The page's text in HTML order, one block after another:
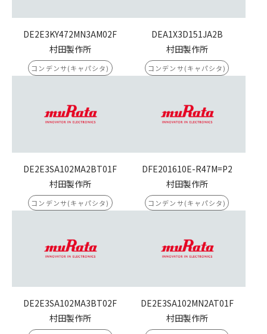
DE2E3KY472MN3AM02F
村田製作所
コンデンサ(キャパシタ)
DEA1X3D151JA2B
村田製作所
コンデンサ(キャパシタ)
DE2E3SA102MA2BT01F
村田製作所
コンデンサ(キャパシタ)
DFE201610E-R47M=P2
村田製作所
コンデンサ(キャパシタ)
DE2E3SA102MA3BT02F
村田製作所
DE2E3SA102MN2AT01F
村田製作所